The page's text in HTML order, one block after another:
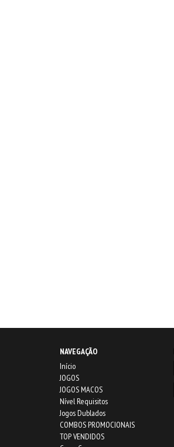
NAVEGAÇÃO
Início
JOGOS
JOGOS MACOS
Nível Requisitos
Jogos Dublados
COMBOS PROMOCIONAIS
TOP VENDIDOS